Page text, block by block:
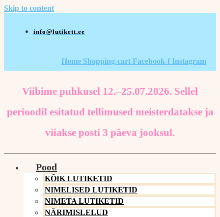
Skip to content
info@lutikett.ee
Home Shopping-cart Facebook-f Instagram
Viibime puhkusel 12.–25.07.2026. Sellel
perioodil esitatud tellimused meisterdatakse ja
viiakse posti 3 päeva jooksul.
Pood
KÕIK LUTIKETID
NIMELISED LUTIKETID
NIMETA LUTIKETID
NÄRIMISLELUD